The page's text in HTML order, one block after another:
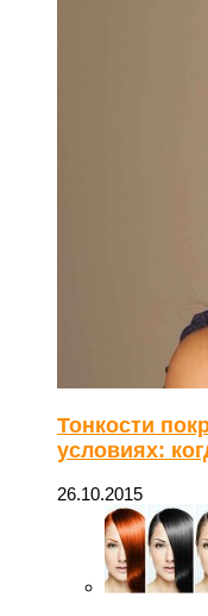
Тонкости
условиях:
26.10.2015